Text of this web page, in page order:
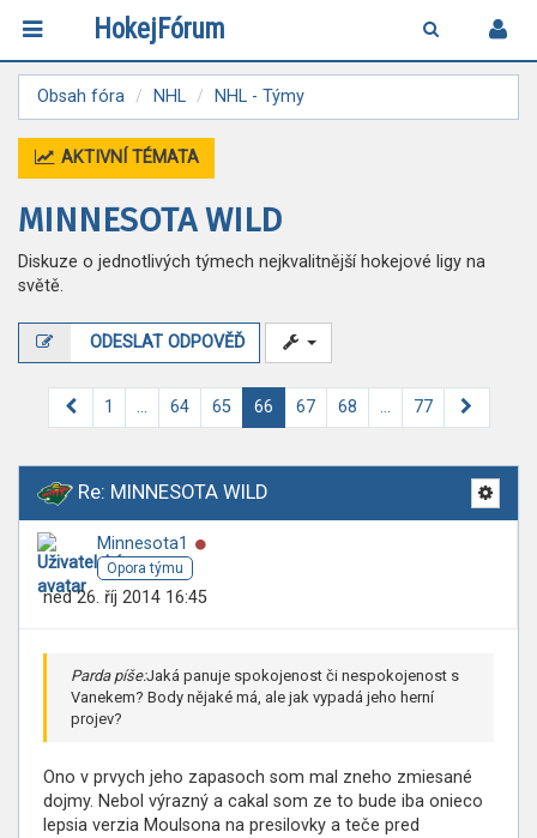
HokejFórum
Obsah fóra NHL NHL - Týmy
AKTIVNÍ TÉMATA
MINNESOTA WILD
Diskuze o jednotlivých týmech nejkvalitnější hokejové ligy na
světě.
ODESLAT ODPOVĚĎ
Předchozí
1 … 64 65 66 67 68 … 77 Další
Re: MINNESOTA WILD
Minnesota1
Opora týmu
ned 26. říj 2014 16:45
Parda píše:Jaká panuje spokojenost či nespokojenost s
Vanekem? Body nějaké má, ale jak vypadá jeho herní
projev?
Ono v prvych jeho zapasoch som mal zneho zmiesané
dojmy. Nebol výrazný a cakal som ze to bude iba onieco
lepsia verzia Moulsona na presilovky a teče pred